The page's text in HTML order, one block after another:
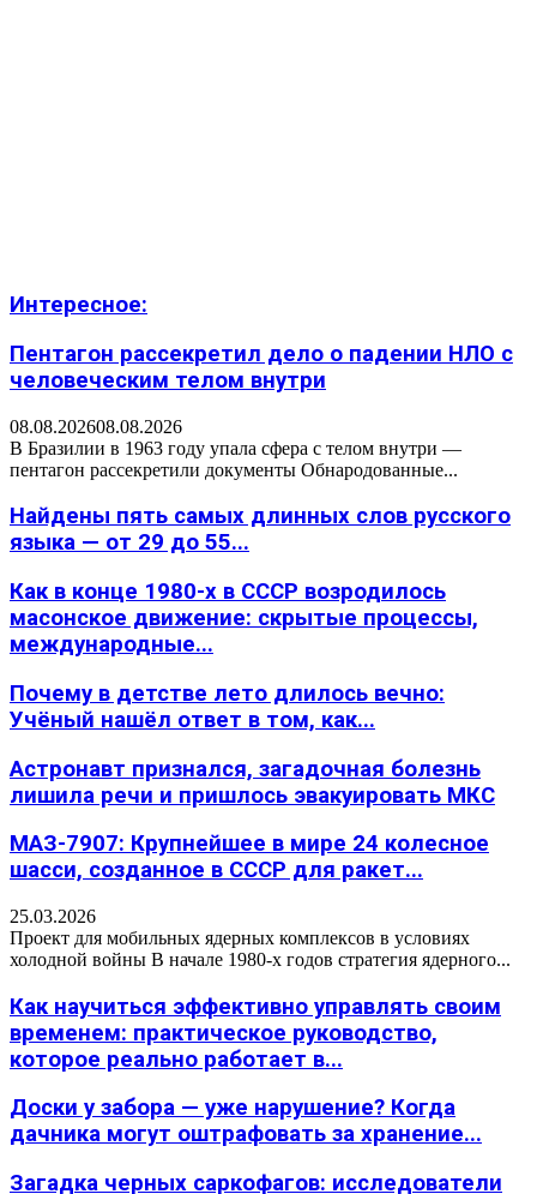
Интересное:
Пентагон рассекретил дело о падении НЛО с
человеческим телом внутри
08.08.202608.08.2026
В Бразилии в 1963 году упала сфера с телом внутри —
пентагон рассекретили документы Обнародованные...
Найдены пять самых длинных слов русского
языка — от 29 до 55...
Как в конце 1980-х в СССР возродилось
масонское движение: скрытые процессы,
международные...
Почему в детстве лето длилось вечно:
Учёный нашёл ответ в том, как...
Астронавт признался, загадочная болезнь
лишила речи и пришлось эвакуировать МКС
МАЗ-7907: Крупнейшее в мире 24 колесное
шасси, созданное в СССР для ракет...
25.03.2026
Проект для мобильных ядерных комплексов в условиях
холодной войны В начале 1980-х годов стратегия ядерного...
Как научиться эффективно управлять своим
временем: практическое руководство,
которое реально работает в...
Доски у забора — уже нарушение? Когда
дачника могут оштрафовать за хранение...
Загадка черных саркофагов: исследователи